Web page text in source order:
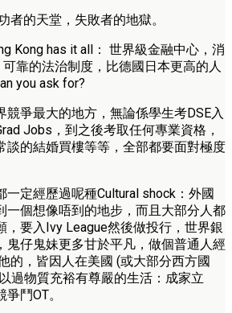
者的天堂，失敗者的地獄。
Kong has it all： 世界級金融中心，消
靠的法治制度，比德國日本更高的人
you ask for?
競爭最大的地方，無論係學生考DSE入
Jobs，到之後考取任何專業資格，
談的結婚買樓等等，全部都要面對極度
一定經歷過呢種Cultural shock：外國
一個想像唔到的地步，而且大部分人都
，要入Ivy League然後做投行，世界銀
鬼仔鬼妹更多甘於平凡，做個普通人經
的，皆因人在美國 (或大部分西方國
過物質充裕有尊嚴的生活：成家立
鬥OT。